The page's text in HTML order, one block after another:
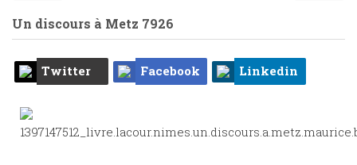
Un discours à Metz 7926
Twitter Facebook Linkedin